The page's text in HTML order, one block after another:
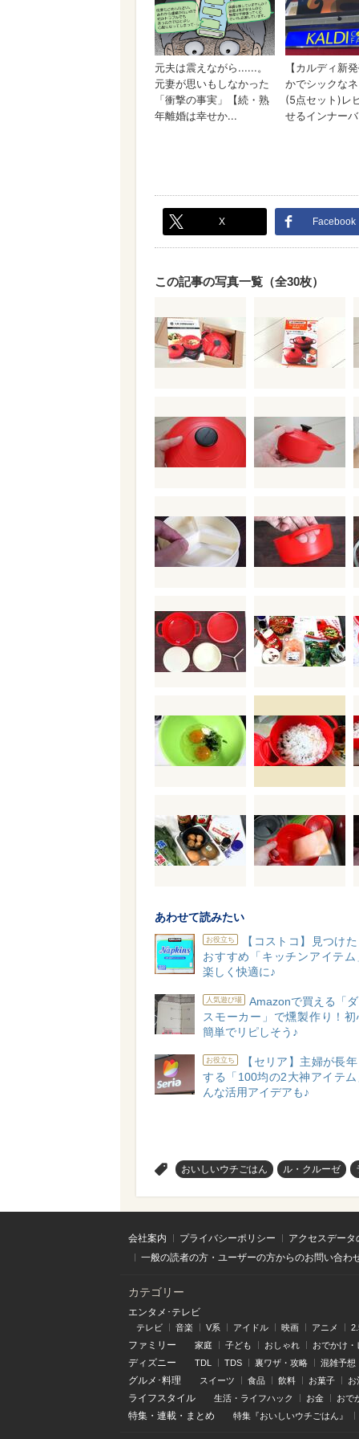
X Facebook
この記事の写真一覧（全30枚）
あわせて読みたい
お役立ち
【コストコ】見つけ
おすすめ「キッチンアイテ
楽しく快適に♪
人気遊び場
Amazonで買える「
スモーカー」で燻製作り！
簡単でリピしそう♪
お役立ち
【セリア】主婦が長
する「100均の2大神アイテ
んな活用アイデアも♪
おいしいウチごはん ル・クルーゼ
会社案内 プライバシーポリシー
アクセスデー
一般の読者の方・ユーザーの方からのお問い合わ
カテゴリー
エンタメ･テレビ
テレビ 音楽 V系 アイドル 映画 アニメ
ファミリー 家庭 子ども おしゃれ おでかけ・
ディズニー TDL TDS 裏ワザ・攻略 混雑予想
グルメ･料理 スイーツ 食品 飲料 お菓子 お
ライフスタイル 生活・ライフハック お金 おで
特集 ・ 連載 ・ まとめ 特集『おいしいウチごはん』